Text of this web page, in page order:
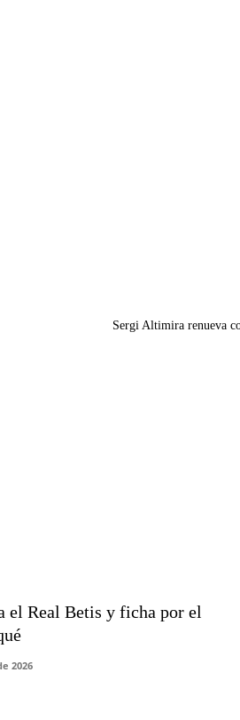
Sergi Altimira renueva
el Real Betis y ficha por el
2026